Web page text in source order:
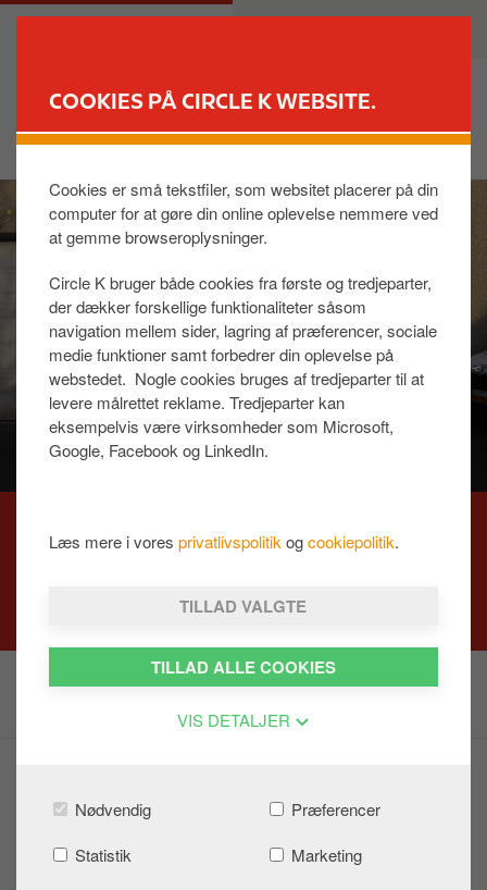
COOKIES PÅ CIRCLE K WEBSITE.
Cookies er små tekstfiler, som websitet placerer på din
computer for at gøre din online oplevelse nemmere ved
at gemme browseroplysninger.
Circle K bruger både cookies fra første og tredjeparter,
der dækker forskellige funktionaliteter såsom
navigation mellem sider, lagring af præferencer, sociale
medie funktioner samt forbedrer din oplevelse på
webstedet. Nogle cookies bruges af tredjeparter til at
levere målrettet reklame. Tredjeparter kan
eksempelvis være virksomheder som Microsoft,
Google, Facebook og LinkedIn.
Læs mere i vores privatlivspolitik ogcookiepolitik.
TILLAD VALGTE
TILLAD ALLE COOKIES
VIS DETALJER
Nødvendig
Præferencer
Statistik
Marketing
e
d
M
a
m
a
CIRCLE K STØTTER
Emballage, affald og spild
Mad og drikke